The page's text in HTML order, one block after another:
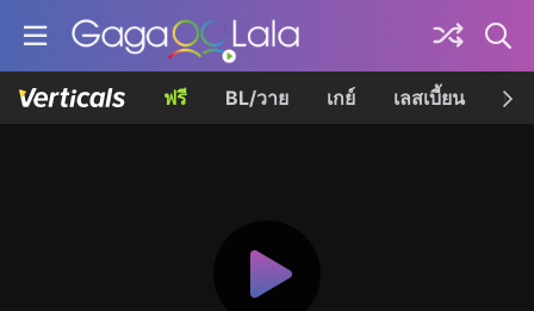
ฟรี BL/วาย เกย์ เลสเบี้ยน เค